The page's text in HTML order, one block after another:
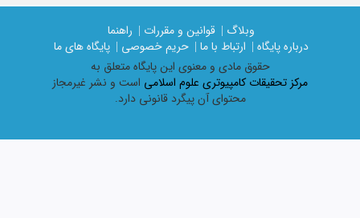
وبلاگ | قوانین و مقررات |
راهنما
درباره پایگاه |
ارتباط با ما | حریم خصوصی |
پایگاه های ما
حقوق مادی و معنوی اين پايگاه متعلق به
مرکز تحقیقات کامپیوتری علوم اسلامی است و نشر غیرمجاز
محتوای آن پیگرد قانونی دارد.